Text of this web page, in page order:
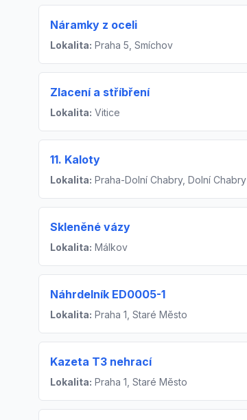
Náramky z oceli
Lokalita: Praha 5, Smíchov
Zlacení a stříbření
Lokalita: Vitice
11. Kaloty
Lokalita: Praha-Dolní Chabry, Dolní Chabry
Skleněné vázy
Lokalita: Málkov
Náhrdelník ED0005-1
Lokalita: Praha 1, Staré Město
Kazeta T3 nehrací
Lokalita: Praha 1, Staré Město